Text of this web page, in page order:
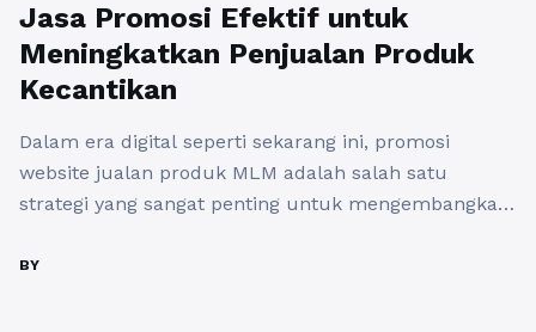
Jasa Promosi Efektif untuk
Meningkatkan Penjualan Produk
Kecantikan
Dalam era digital seperti sekarang ini, promosi
website jualan produk MLM adalah salah satu
strategi yang sangat penting untuk mengembangkan
semakin kompetitif, keberadaan website yang
BY